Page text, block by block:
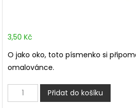
3,50Kč
O jako oko, toto písmenko si
omalovánce.
Malujeme
abecedu
Přidat do košíku